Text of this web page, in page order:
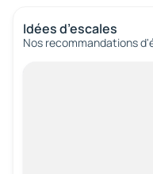
Idées d’escales
Nos recommandations